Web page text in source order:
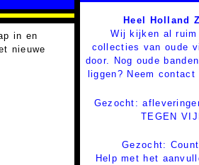
in en
nieuwe
Heel Holland
Wij kijken al
collecties van oude
door. Nog oude
liggen? Neem
Gezocht:
TEGEN
Gezocht:
Help met het